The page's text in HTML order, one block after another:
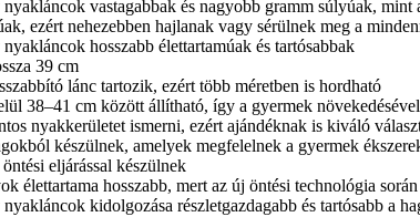
vastagabbak és nagyobb gramm súlyúak,
ezért nehezebben hajlanak vagy sérülnek meg a
hosszabb élettartamúak és tartósabbak
39 cm
lánc tartozik, ezért több méretben is hordható
38–41 cm között állítható, így a gyermek
nyakkerületet ismerni, ezért ajándéknak is kiváló
készülnek, amelyek megfelelnek a gyermek
eljárással készülnek
élettartama hosszabb, mert az új öntési technológia
kidolgozása részletgazdagabb és tartósabb a